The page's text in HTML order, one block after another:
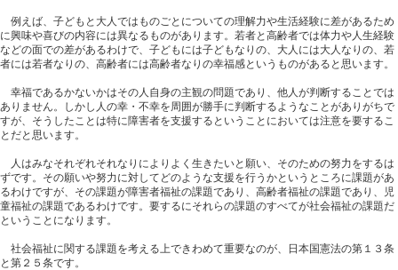
例えば、子どもと大人ではものごとについての理解力や生活経験に差があるため
に興味や喜びの内容には異なるものがあります。若者と高齢者では体力や人生経験
などの面での差があるわけで、子どもには子どもなりの、大人には大人なりの、若
者には若者なりの、高齢者には高齢者なりの幸福感というものがあると思います。
幸福であるかないかはその人自身の主観の問題であり、他人が判断することでは
ありません。しかし人の幸・不幸を周囲が勝手に判断するようなことがありがちで
すが、そうしたことは特に障害者を支援するということにおいては注意を要するこ
とだと思います。
人はみなそれぞれそれなりによりよく生きたいと願い、そのための努力をするは
ずです。その願いや努力に対してどのような支援を行うかというところに課題があ
るわけですが、その課題が障害者福祉の課題であり、高齢者福祉の課題であり、児
童福祉の課題であるわけです。要するにそれらの課題のすべてが社会福祉の課題だ
ということになります。
社会福祉に関する課題を考える上できわめて重要なのが、日本国憲法の第１３条
と第２５条です。